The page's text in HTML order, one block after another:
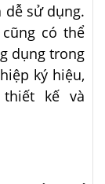
dễ sử dụng.
có thể
dụng trong
ký hiệu,
thiết kế và